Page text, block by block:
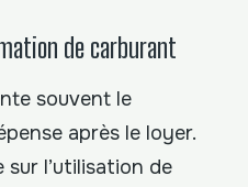
de carburant
souvent le
après le loyer.
sur l’utilisation de